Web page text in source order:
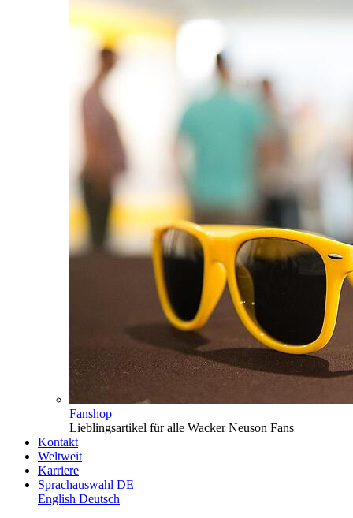
Fanshop
Lieblingsartikel für alle Wacker Neuson Fans
Kontakt
Weltweit
Karriere
Sprachauswahl DE
English Deutsch